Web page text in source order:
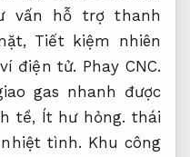
vấn hỗ trợ thanh
Tiết kiệm nhiên
điện tử. Phay CNC.
gas nhanh được
tề, Ít hư hỏng. thái
tình. Khu công